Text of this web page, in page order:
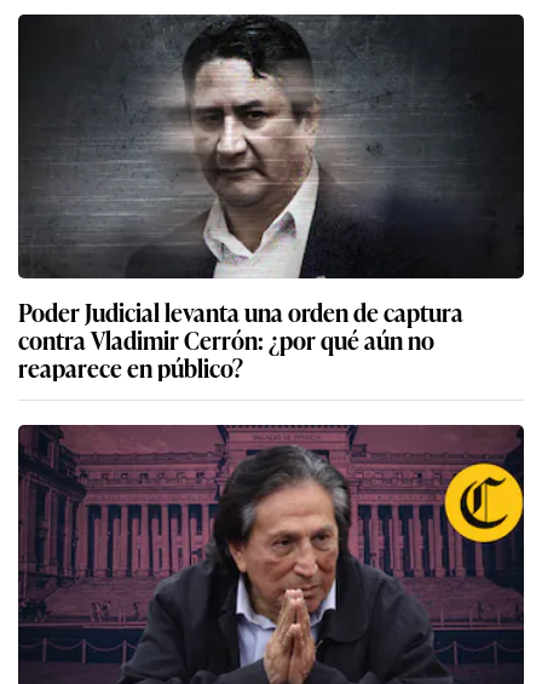
Poder Judicial levanta una orden de captura
contra Vladimir Cerrón: ¿por qué aún no
reaparece en público?